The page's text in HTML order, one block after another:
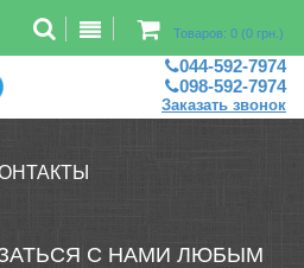
рассчет помещений
Товаров: 0 (0 грн.)
044-592-7974
098-592-7974
Заказать звонок
С НАМИ ЛЮБЫМ